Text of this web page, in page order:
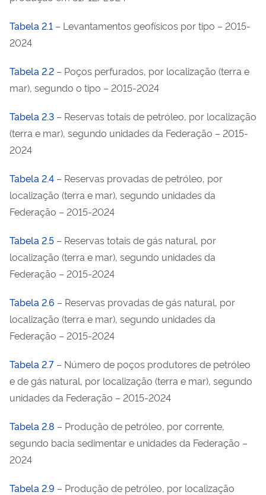
Tabela 2.1 – Levantamentos geofísicos por tipo – 2015-
2024
Tabela 2.2 – Poços perfurados, por localização (terra e
mar), segundo o tipo – 2015-2024
Tabela 2.3 – Reservas totais de petróleo, por localização
(terra e mar), segundo unidades da Federação – 2015-
2024
Tabela 2.4 – Reservas provadas de petróleo, por
localização (terra e mar), segundo unidades da
Federação – 2015-2024
Tabela 2.5 – Reservas totais de gás natural, por
localização (terra e mar), segundo unidades da
Federação – 2015-2024
Tabela 2.6 – Reservas provadas de gás natural, por
localização (terra e mar), segundo unidades da
Federação – 2015-2024
Tabela 2.7 – Número de poços produtores de petróleo
e de gás natural, por localização (terra e mar), segundo
unidades da Federação – 2015-2024
Tabela 2.8 – Produção de petróleo, por corrente,
segundo bacia sedimentar e unidades da Federação –
2024
Tabela 2.9 – Produção de petróleo, por localização